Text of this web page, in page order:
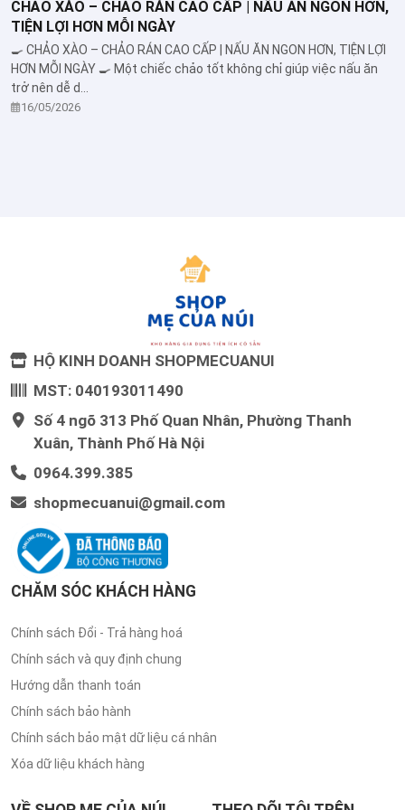
CHẢO XÀO – CHẢO RÁN CAO CẤP | NẤU ĂN NGON HƠN,
TIỆN LỢI HƠN MỖI NGÀY
🍳 CHẢO XÀO – CHẢO RÁN CAO CẤP | NẤU ĂN NGON HƠN, TIỆN LỢI
HƠN MỖI NGÀY 🍳 Một chiếc chảo tốt không chỉ giúp việc nấu ăn
trở nên dễ d...
16/05/2026
HỘ KINH DOANH SHOPMECUANUI
MST: 040193011490
Số 4 ngõ 313 Phố Quan Nhân, Phường Thanh
Xuân, Thành Phố Hà Nội
0964.399.385
shopmecuanui@gmail.com
CHĂM SÓC KHÁCH HÀNG
Chính sách Đổi - Trả hàng hoá
Chính sách và quy định chung
Hướng dẫn thanh toán
Chính sách bảo hành
Chính sách bảo mật dữ liệu cá nhân
Xóa dữ liệu khách hàng